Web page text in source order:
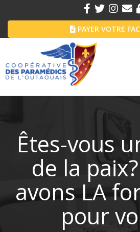
PAYER VOTRE
Êtes-vous
de la
avons LA
pour